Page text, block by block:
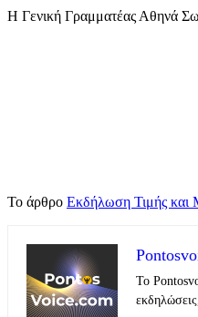
Η Γενική Γραμματέας Αθηνά
Το άρθρο Εκδήλωση Τιμής και
Το